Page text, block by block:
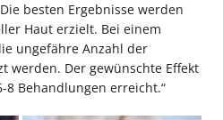
besten Ergebnisse werden
Haut erzielt. Bei einem
ungefähre Anzahl der
werden. Der gewünschte Effekt
Behandlungen erreicht.“